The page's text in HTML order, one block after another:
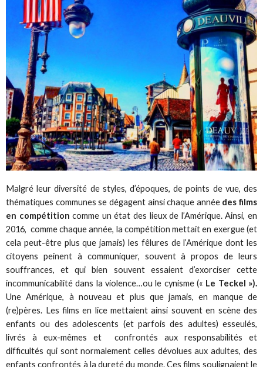
Malgré leur diversité de styles, d’époques, de points de vue, des
thématiques communes se dégagent ainsi chaque année des films
en compétition comme un état des lieux de l’Amérique. Ainsi, en
2016, comme chaque année, la compétition mettait en exergue (et
cela peut-être plus que jamais) les fêlures de l’Amérique dont les
citoyens peinent à communiquer, souvent à propos de leurs
souffrances, et qui bien souvent essaient d’exorciser cette
incommunicabilité dans la violence…ou le cynisme (« Le Teckel »).
Une Amérique, à nouveau et plus que jamais, en manque de
(re)pères. Les films en lice mettaient ainsi souvent en scène des
enfants ou des adolescents (et parfois des adultes) esseulés,
livrés à eux-mêmes et confrontés aux responsabilités et
difficultés qui sont normalement celles dévolues aux adultes, des
enfants confrontés à la dureté du monde. Ces films soulignaient le